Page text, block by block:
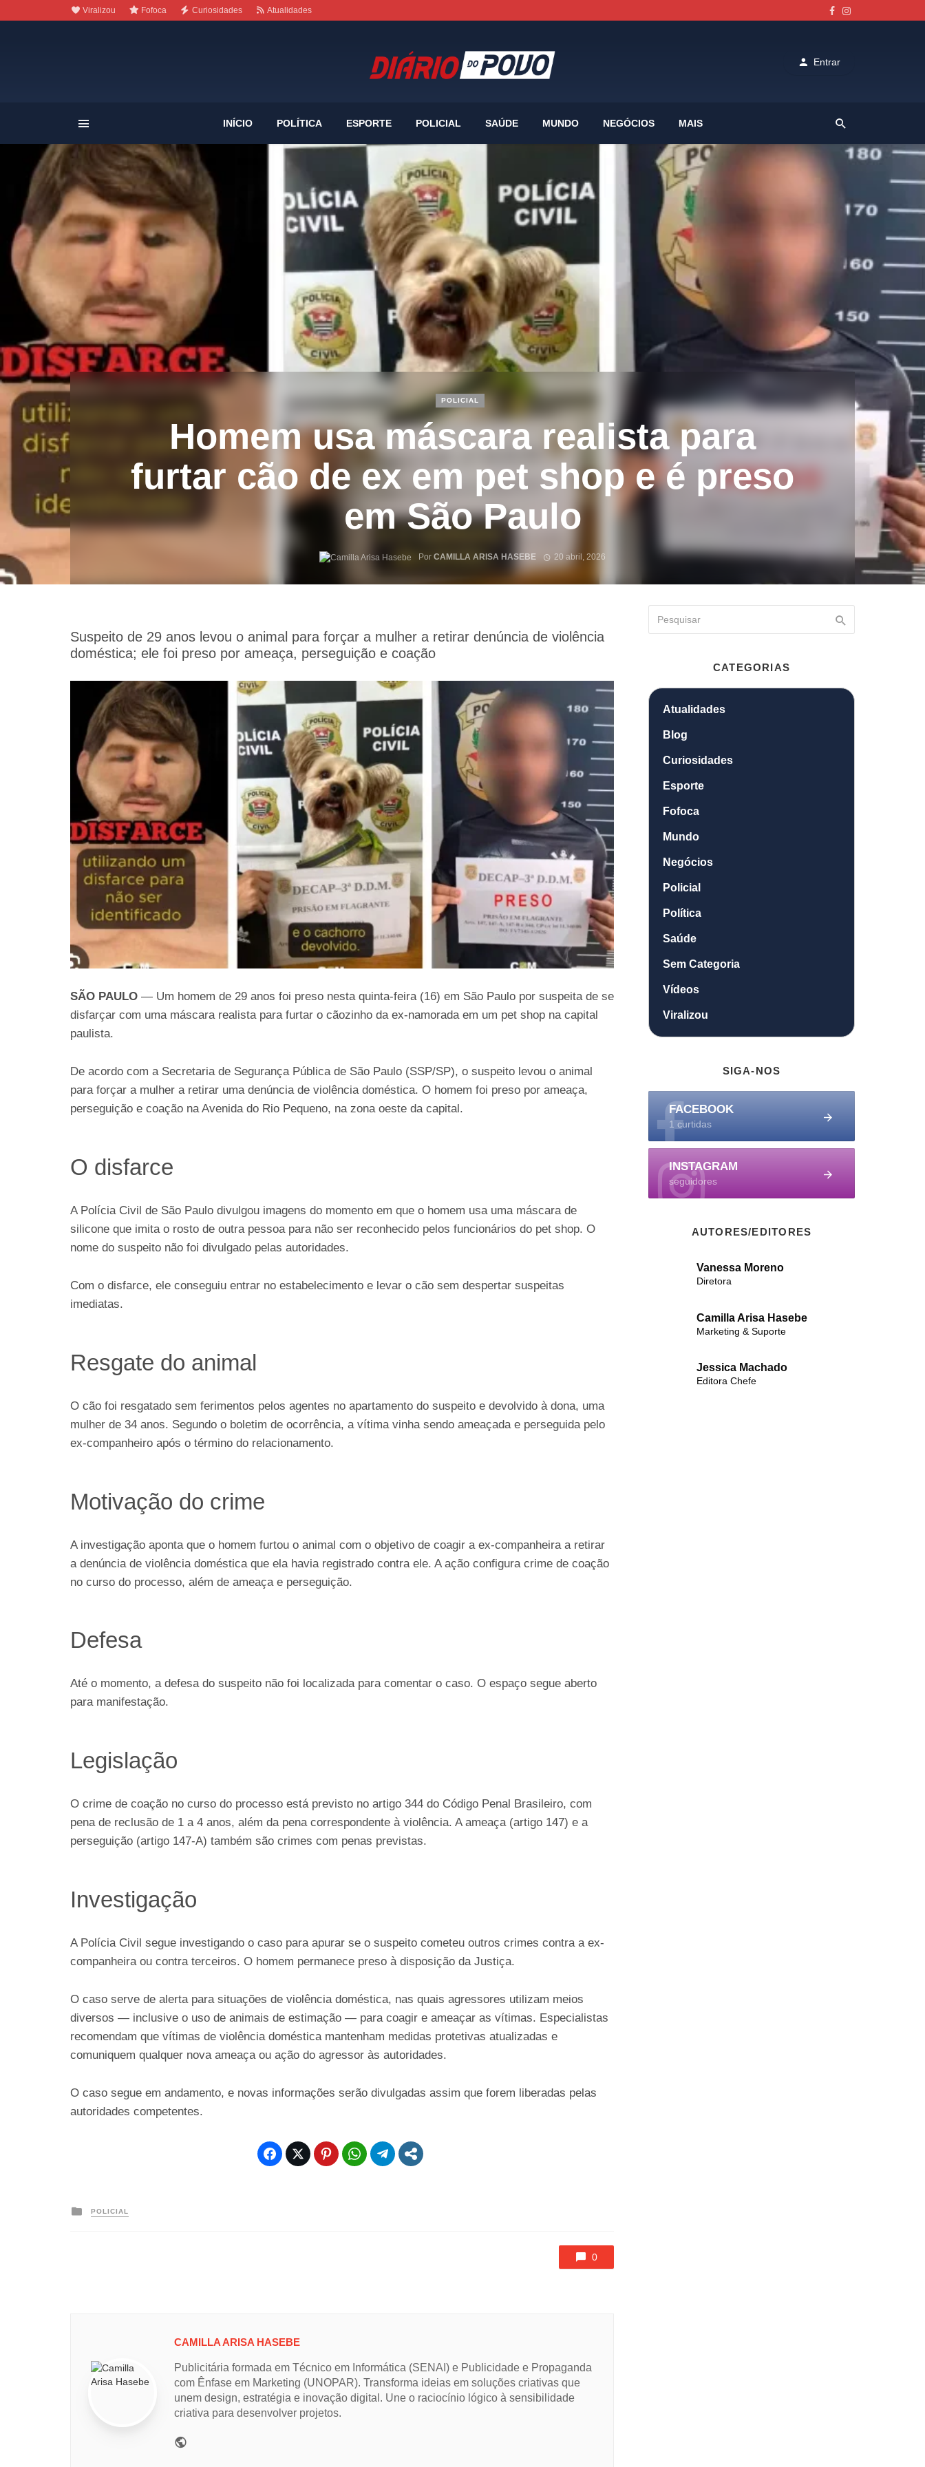
Viralizou Fofoca Curiosidades Atualidades
Entrar
INÍCIO POLÍTICA ESPORTE POLICIAL SAÚDE MUNDO NEGÓCIOS MAIS
POLICIAL
Homem usa máscara realista para
furtar cão de ex em pet shop e é preso
em São Paulo
PorCAMILLA ARISA HASEBE 20 abril, 2026
Suspeito de 29 anos levou o animal para forçar a mulher a retirar denúncia de violência
doméstica; ele foi preso por ameaça, perseguição e coação
SÃO PAULO — Um homem de 29 anos foi preso nesta quinta-feira (16) em São Paulo por suspeita de se
disfarçar com uma máscara realista para furtar o cãozinho da ex-namorada em um pet shop na capital
paulista.
De acordo com a Secretaria de Segurança Pública de São Paulo (SSP/SP), o suspeito levou o animal
para forçar a mulher a retirar uma denúncia de violência doméstica. O homem foi preso por ameaça,
perseguição e coação na Avenida do Rio Pequeno, na zona oeste da capital.
O disfarce
A Polícia Civil de São Paulo divulgou imagens do momento em que o homem usa uma máscara de
silicone que imita o rosto de outra pessoa para não ser reconhecido pelos funcionários do pet shop. O
nome do suspeito não foi divulgado pelas autoridades.
Com o disfarce, ele conseguiu entrar no estabelecimento e levar o cão sem despertar suspeitas
imediatas.
Resgate do animal
O cão foi resgatado sem ferimentos pelos agentes no apartamento do suspeito e devolvido à dona, uma
mulher de 34 anos. Segundo o boletim de ocorrência, a vítima vinha sendo ameaçada e perseguida pelo
ex-companheiro após o término do relacionamento.
Motivação do crime
A investigação aponta que o homem furtou o animal com o objetivo de coagir a ex-companheira a retirar
a denúncia de violência doméstica que ela havia registrado contra ele. A ação configura crime de coação
no curso do processo, além de ameaça e perseguição.
Defesa
Até o momento, a defesa do suspeito não foi localizada para comentar o caso. O espaço segue aberto
para manifestação.
Legislação
O crime de coação no curso do processo está previsto no artigo 344 do Código Penal Brasileiro, com
pena de reclusão de 1 a 4 anos, além da pena correspondente à violência. A ameaça (artigo 147) e a
perseguição (artigo 147-A) também são crimes com penas previstas.
Investigação
A Polícia Civil segue investigando o caso para apurar se o suspeito cometeu outros crimes contra a ex-
companheira ou contra terceiros. O homem permanece preso à disposição da Justiça.
O caso serve de alerta para situações de violência doméstica, nas quais agressores utilizam meios
diversos — inclusive o uso de animais de estimação — para coagir e ameaçar as vítimas. Especialistas
recomendam que vítimas de violência doméstica mantenham medidas protetivas atualizadas e
comuniquem qualquer nova ameaça ou ação do agressor às autoridades.
O caso segue em andamento, e novas informações serão divulgadas assim que forem liberadas pelas
autoridades competentes.
Posted
in
POLICIAL
0
CAMILLA ARISA HASEBE
Publicitária formada em Técnico em Informática (SENAI) e Publicidade e Propaganda
com Ênfase em Marketing (UNOPAR). Transforma ideias em soluções criativas que
unem design, estratégia e inovação digital. Une o raciocínio lógico à sensibilidade
criativa para desenvolver projetos.
CATEGORIAS
Atualidades
Blog
Curiosidades
Esporte
Fofoca
Mundo
Negócios
Policial
Política
Saúde
Sem Categoria
Vídeos
Viralizou
SIGA-NOS
FACEBOOK
1 curtidas
INSTAGRAM
seguidores
AUTORES/EDITORES
Vanessa Moreno
Diretora
Camilla Arisa Hasebe
Marketing & Suporte
Jessica Machado
Editora Chefe